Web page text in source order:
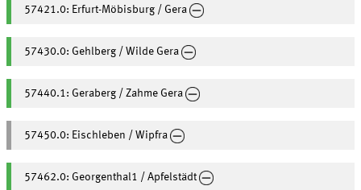
57421.0: Erfurt-Möbisburg / Gera
57430.0: Gehlberg / Wilde Gera
57440.1: Geraberg / Zahme Gera
57450.0: Eischleben / Wipfra
57462.0: Georgenthal1 / Apfelstädt